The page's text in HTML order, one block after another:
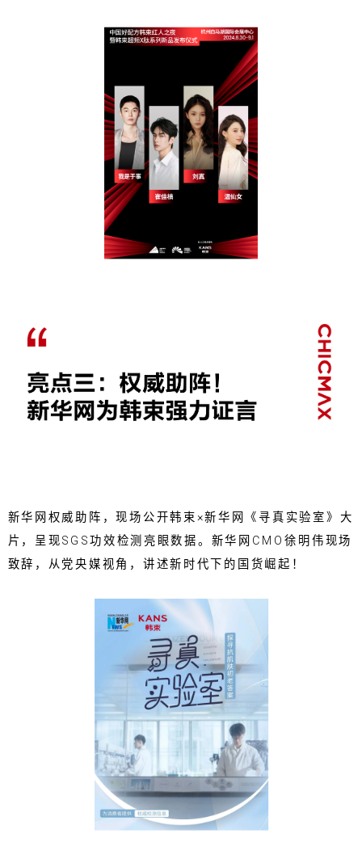
新华网权威助阵，现场公开韩束×新华网《寻真实验室》大
片，呈现SGS功效检测亮眼数据。新华网CMO徐明伟现场
致辞，从党央媒视角，讲述新时代下的国货崛起！